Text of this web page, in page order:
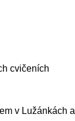
cvičeních
v Lužánkách a